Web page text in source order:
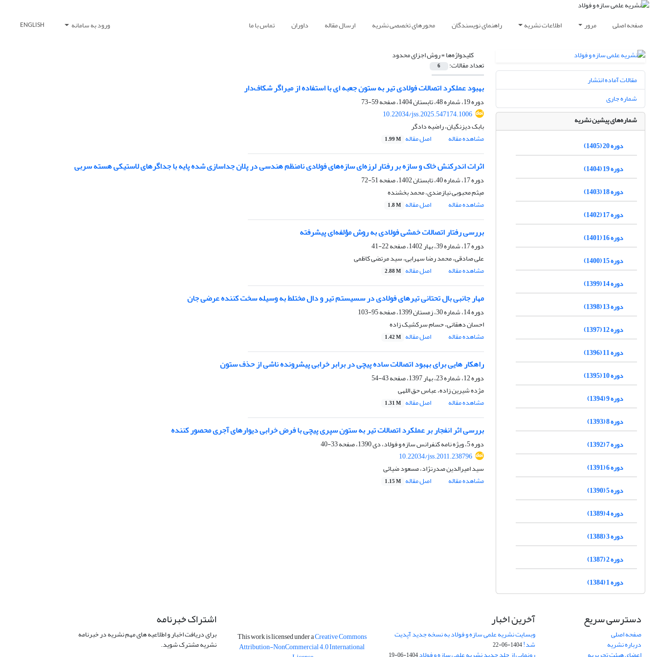
صفحه اصلی مرور اطلاعات نشریه راهنمای نویسندگان محورهای تخصصی نشریه ارسال مقاله داوران تماس با ما ورود به سامانه ENGLISH
کلیدواژه‌ها =روش اجزای محدود
تعداد مقالات: 6
بهبود عملکرد اتصالات فولادی تیر به ستون جعبه ای با استفاده از میراگر شکاف‌دار
دوره 19، شماره 48، تابستان 1404، صفحه
59-73
10.22034/jss.2025.547174.1006
بابک دیزنگیان، راضیه دادگر
مشاهده مقاله
اصل مقاله 1.99 M
اثرات اندرکنش خاک و سازه بر رفتار لرزه‌ای سازه‌های فولادی نامنظم هندسی در پلان جداسازی شده پایه با جداگرهای لاستیکی هسته سربی
دوره 17، شماره 40، تابستان 1402، صفحه
51-72
میثم محبوبی نیازمندی، محمد بخشنده
مشاهده مقاله
اصل مقاله 1.8 M
بررسی رفتار اتصالات خمشی فولادی به روش مؤلفه‌ای پیشرفته
دوره 17، شماره 39، بهار 1402، صفحه
22-41
علی صادقی، محمد رضا سهرابی، سید مرتضی کاظمی
مشاهده مقاله
اصل مقاله 2.88 M
مهار جانبی بال تحتانی تیرهای فولادی در سسیستم تیر و دال مختلط به وسیله سخت کننده عرضی جان
دوره 14، شماره 30، زمستان 1399، صفحه
95-103
احسان دهقانی، حسام سرکشیک زاده
مشاهده مقاله
اصل مقاله 1.42 M
راهکار هایی برای بهبود اتصالات ساده پیچی در برابر خرابی پیشرونده ناشی از حذف ستون
دوره 12، شماره 23، بهار 1397، صفحه
43-54
مژده شیرین زاده، عباس حق اللهی
مشاهده مقاله
اصل مقاله 1.31 M
بررسی اثر انفجار بر عملکرد اتصالات تیر به ستون سپری پیچی با فرض خرابی دیوارهای آجری محصور کننده
دوره 5، ویژه نامه کنفرانس سازه و فولاد، دی 1390، صفحه
33-40
10.22034/jss.2011.238796
سید امیرالدین صدرنژاد، مسعود ضیائی
مشاهده مقاله
اصل مقاله 1.15 M
مقالات آماده انتشار
شماره جاری
شماره‌های پیشین نشریه
دوره 20 (1405)
دوره 19 (1404)
دوره 18 (1403)
دوره 17 (1402)
دوره 16 (1401)
دوره 15 (1400)
دوره 14 (1399)
دوره 13 (1398)
دوره 12 (1397)
دوره 11 (1396)
دوره 10 (1395)
دوره 9 (1394)
دوره 8 (1393)
دوره 7 (1392)
دوره 6 (1391)
دوره 5 (1390)
دوره 4 (1389)
دوره 3 (1388)
دوره 2 (1387)
دوره 1 (1384)
دسترسی سریع
صفحه اصلی
درباره نشریه
آخرین اخبار
وبسایت نشریه علمی سازه و فولاد به نسخه جدید آپدیت
شد!1404-06-22
This work is licensed under aCreative Commons
Attribution-NonCommercial 4.0 International
اشتراک خبرنامه
برای دریافت اخبار و اطلاعیه های مهم نشریه در خبرنامه
نشریه مشترک شوید.